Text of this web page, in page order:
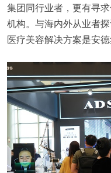
集团同行业者，更有寻
机构。与海内外从业者
医疗美容解决方案是安